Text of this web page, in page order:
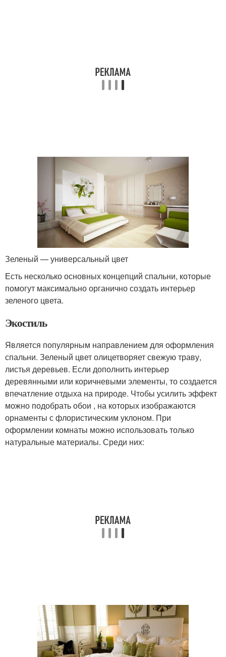
Зеленый — универсальный цвет
Есть несколько основных концепций спальни, которые
помогут максимально органично создать интерьер
зеленого цвета.
Экостиль
Является популярным направлением для оформления
спальни. Зеленый цвет олицетворяет свежую траву,
листья деревьев. Если дополнить интерьер
деревянными или коричневыми элементы, то создается
впечатление отдыха на природе. Чтобы усилить эффект
можно подобрать обои , на которых изображаются
орнаменты с флористическим уклоном. При
оформлении комнаты можно использовать только
натуральные материалы. Среди них: